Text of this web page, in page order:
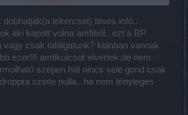
szükségünk lesz a Titokzatos
event alatt volt megszerezhető, a Dragan event
amforák és Dragan dobhatják) a "Felkészülés
teljesítéséhez.
nem ad haladást,
csak a Teljesítményekhez,
tárgyak megszerzésére alkalmas. (Elméletben
dobhatják(a tekercset) téves infó..
aki kapott volna amfiból.. ezt a BP
vagy csak találgatunk? klánban vannak
ezer!!! amfikulcsot elvertek,de nem
szépen hát nincs vele gond csak
szinte nulla.. ha nem tényleges